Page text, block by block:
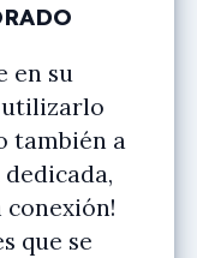
en su
utilizarlo
también a
conexión!
que se